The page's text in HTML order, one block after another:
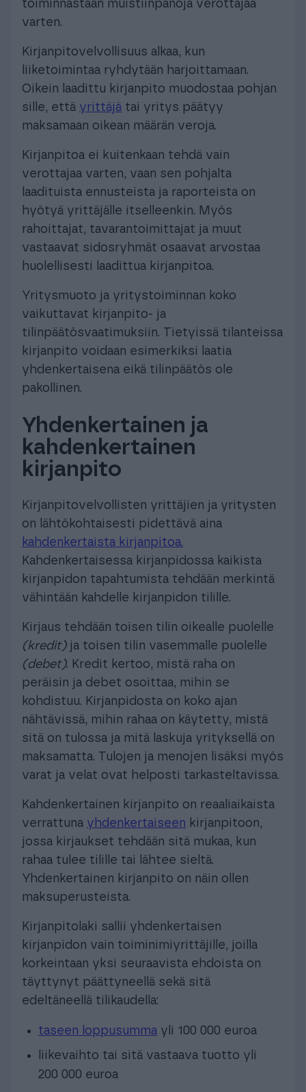
toiminnastaan muistiinpanoja verottajaa
varten.
Kirjanpitovelvollisuus alkaa, kun
liiketoimintaa ryhdytään harjoittamaan.
Oikein laadittu kirjanpito muodostaa pohjan
sille, että yrittäjä tai yritys päätyy
maksamaan oikean määrän veroja.
Kirjanpitoa ei kuitenkaan tehdä vain
verottajaa varten, vaan sen pohjalta
laadituista ennusteista ja raporteista on
hyötyä yrittäjälle itselleenkin. Myös
rahoittajat, tavarantoimittajat ja muut
vastaavat sidosryhmät osaavat arvostaa
huolellisesti laadittua kirjanpitoa.
Yritysmuoto ja yritystoiminnan koko
vaikuttavat kirjanpito- ja
tilinpäätösvaatimuksiin. Tietyissä tilanteissa
kirjanpito voidaan esimerkiksi laatia
yhdenkertaisena eikä tilinpäätös ole
pakollinen.
Yhdenkertainen ja
kahdenkertainen
kirjanpito
Kirjanpitovelvollisten yrittäjien ja yritysten
on lähtökohtaisesti pidettävä aina
kahdenkertaista kirjanpitoa.
Kahdenkertaisessa kirjanpidossa kaikista
kirjanpidon tapahtumista tehdään merkintä
vähintään kahdelle kirjanpidon tilille.
Kirjaus tehdään toisen tilin oikealle puolelle
(kredit)ja toisen tilin vasemmalle puolelle
(debet). Kredit kertoo, mistä raha on
peräisin ja debet osoittaa, mihin se
kohdistuu. Kirjanpidosta on koko ajan
nähtävissä, mihin rahaa on käytetty, mistä
sitä on tulossa ja mitä laskuja yrityksellä on
maksamatta. Tulojen ja menojen lisäksi myös
varat ja velat ovat helposti tarkasteltavissa.
Kahdenkertainen kirjanpito on reaaliaikaista
verrattuna yhdenkertaiseen kirjanpitoon,
jossa kirjaukset tehdään sitä mukaa, kun
rahaa tulee tilille tai lähtee sieltä.
Yhdenkertainen kirjanpito on näin ollen
maksuperusteista.
Kirjanpitolaki sallii yhdenkertaisen
kirjanpidon vain toiminimiyrittäjille, joilla
korkeintaan yksi seuraavista ehdoista on
täyttynyt päättyneellä sekä sitä
edeltäneellä tilikaudella:
taseen loppusumma yli 100 000 euroa
liikevaihto tai sitä vastaava tuotto yli
200 000 euroa